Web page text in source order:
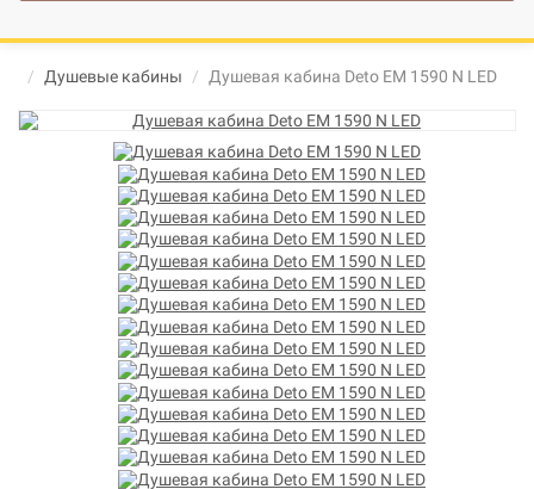
Душевые кабины Душевая кабина Deto ЕМ 1590 N LED